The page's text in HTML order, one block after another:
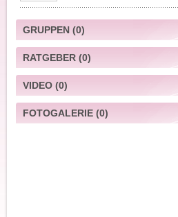
GRUPPEN(0)
RATGEBER(0)
VIDEO(0)
FOTOGALERIE(0)